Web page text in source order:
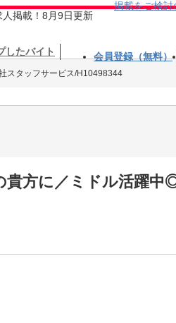
人掲載！8月9日更新
掲載をご検討
したバイト 会員登録（無料）
スタッフサービス/H10498344
貴方に／ミドル活躍中